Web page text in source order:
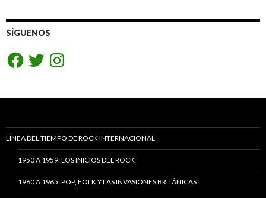
SÍGUENOS
FacebookTwitterInstagram
LÍNEA DEL TIEMPO DE ROCK INTERNACIONAL
1950 A 1959: LOS INICIOS DEL ROCK
1960 A 1965: POP, FOLK Y LAS INVASIONES BRITÁNICAS